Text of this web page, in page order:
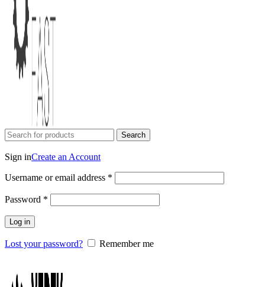
Search
Sign inCreate an Account
Username or email address *
Password *
Log in
Lost your password?
Remember me